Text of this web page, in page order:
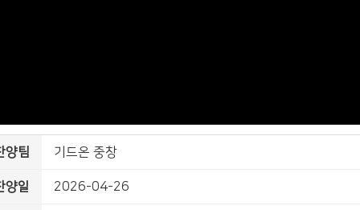
양팀 기드온 중창
양일 2026-04-26